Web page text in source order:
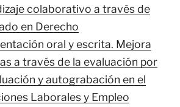
colaborativo a través de
en Derecho
oral y escrita. Mejora
a través de la evaluación por
y autograbación en el
Laborales y Empleo